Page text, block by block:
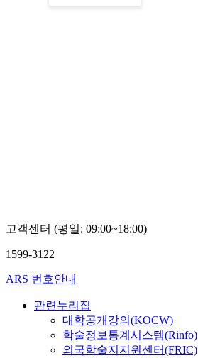
고객센터 (평일: 09:00~18:00)
1599-3122
ARS 번호안내
관련누리집
대학공개강의(KOCW)
학술정보통계시스템(Rinfo)
외국학술지지원센터(FRIC)